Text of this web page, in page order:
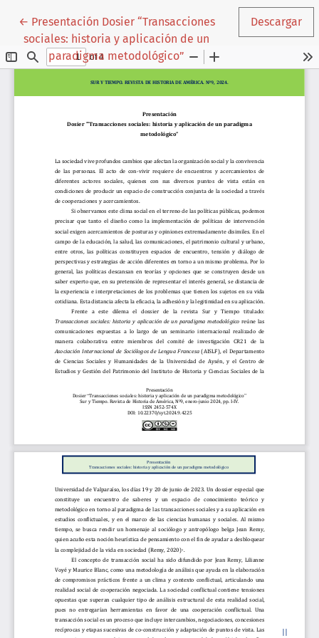
← Volver a los detalles del artículo
Presentación Dosier “Transacciones
sociales: historia y aplicación de un
paradigma metodológico”
Descargar